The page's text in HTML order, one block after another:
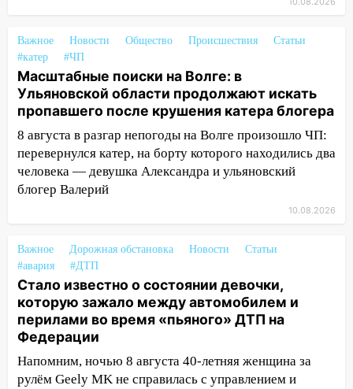
контроля администрации Ульяновска
11:12 В Ульяновской области в огне
погиб один человек
11:05 12 человек погибли и 39 получили
ранения после атаки беспилотников на
Нижнекамск
10:51 В Ульяновской области
перехвачены четыре беспилотника
«Калину» в Новом городе
10:11
Во время атаки беспилотников в
Нижнекамске погибли люди: в
республике объявили траур
10:06 За выходные выпало больше
месячной нормы осадков и упало 111
деревьев в Ульяновске
Важное Новости Общество Происшествия
Статьи
#катер
#ЧП
Масштабные поиски на Волге: в
Ульяновской области продолжают искать
пропавшего после крушения катера блогера
8 августа в разгар непогоды на Волге произошло ЧП:
перевернулся катер, на борту которого находились два
человека — девушка Александра и ульяновский
блогер Валерий
10.08.2026
Важное Дорожная обстановка Новости
Статьи
#авария
#ДТП
Стало известно о состоянии девочки,
которую зажало между автомобилем и
перилами во время «пьяного» ДТП на
Федерации
Напомним, ночью 8 августа 40-летняя женщина за
рулём Geely MK не справилась с управлением и